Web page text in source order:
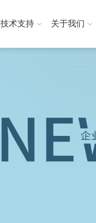
技术支持 关于我们